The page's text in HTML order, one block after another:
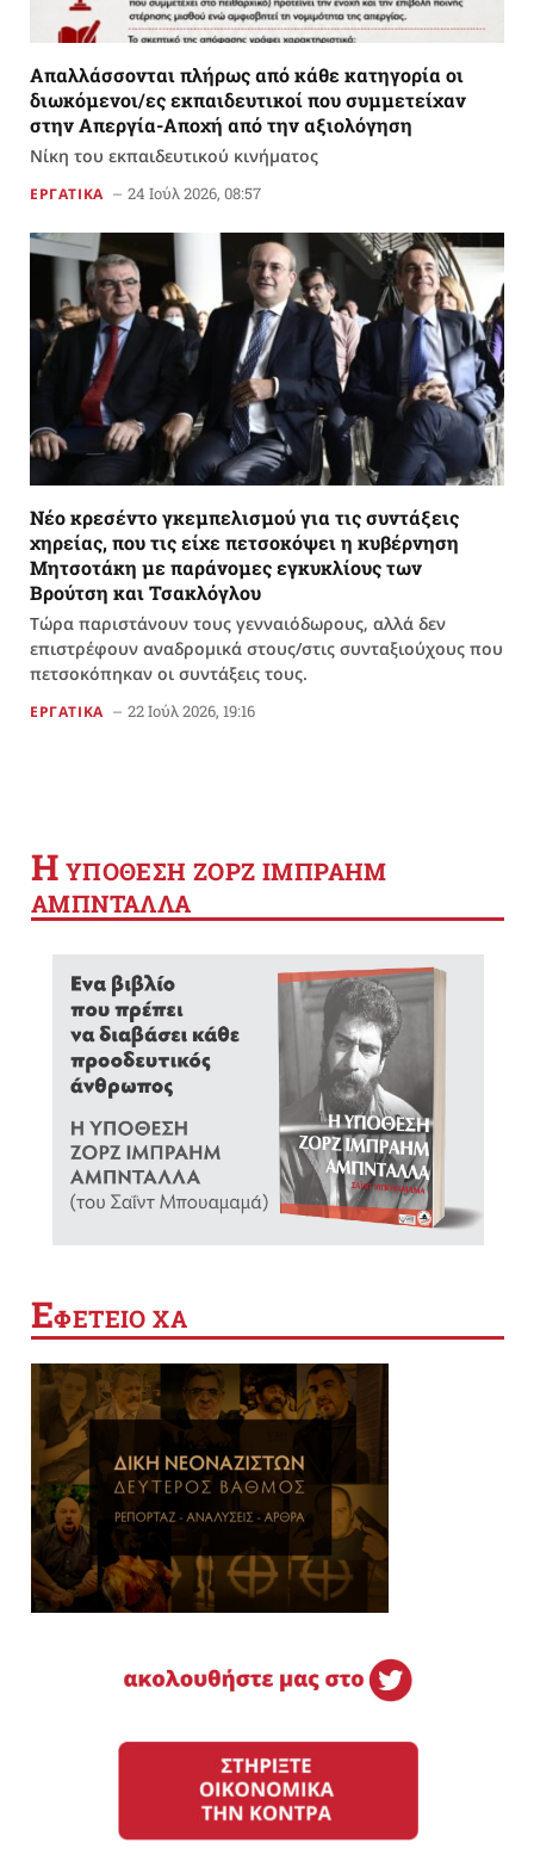
Απαλλάσσονται πλήρως από κάθε κατηγορία οι
διωκόμενοι/ες εκπαιδευτικοί που συμμετείχαν
στην Απεργία-Αποχή από την αξιολόγηση
Νίκη του εκπαιδευτικού κινήματος
ΕΡΓΑΤΙΚΑ 24 Ιούλ 2026, 08:57
Νέο κρεσέντο γκεμπελισμού για τις συντάξεις
χηρείας, που τις είχε πετσοκόψει η κυβέρνηση
Μητσοτάκη με παράνομες εγκυκλίους των
Βρούτση και Τσακλόγλου
Τώρα παριστάνουν τους γενναιόδωρους, αλλά δεν
επιστρέφουν αναδρομικά στους/στις συνταξιούχους που
πετσοκόπηκαν οι συντάξεις τους.
ΕΡΓΑΤΙΚΑ 22 Ιούλ 2026, 19:16
Η YΠΟΘΕΣΗ ΖΟΡΖ ΙΜΠΡΑΗΜ
ΑΜΠΝΤΑΛΛΑ
ΕΦΕΤΕΙΟ ΧΑ